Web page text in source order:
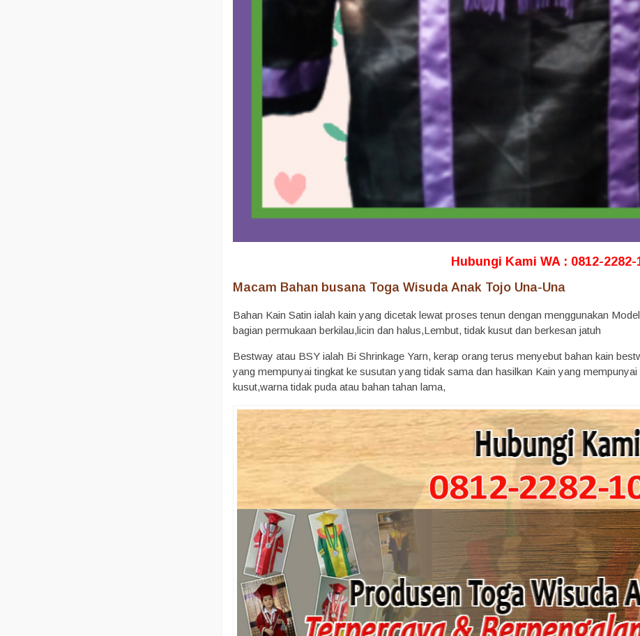
Hubungi Kami WA : 0812-2282-
Macam Bahan busana Toga Wisuda Anak Tojo Una-Una
Bahan Kain Satin ialah kain yang dicetak lewat proses tenun dengan menggunakan
bagian permukaan berkilau,licin dan halus,Lembut, tidak kusut dan berkesan jatuh
Bestway atau BSY ialah Bi Shrinkage Yarn, kerap orang terus menyebut bahan kain
yang mempunyai tingkat ke susutan yang tidak sama dan hasilkan Kain yang
kusut,warna tidak puda atau bahan tahan lama,